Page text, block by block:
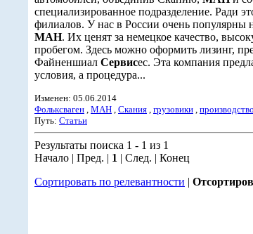
специализированное подразделение. Ради
филиалов. У нас в России очень популярны
МАН. Их ценят за немецкое качество,
пробегом. Здесь можно оформить лизинг,
Файненшиал Сервисес. Эта компания
условия, а процедура...
Изменен: 05.06.2014
Фольксваген , МАН , Скания , грузовики , производство
Путь: Статьи
Результаты поиска 1 - 1 из 1
Начало | Пред. | 1 | След. | Конец
Сортировать по релевантности |